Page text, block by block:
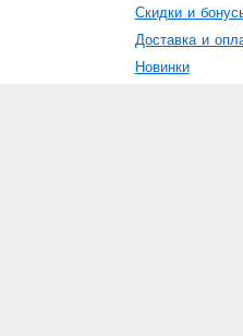
Скидки и
Доставка и
Новинки